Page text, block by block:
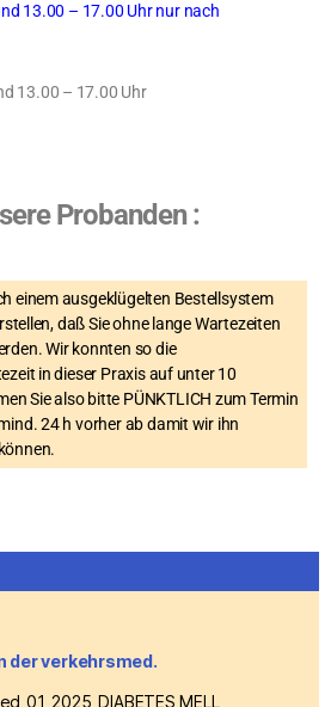
13.00 – 17.00 Uhr nur nach
13.00 – 17.00 Uhr
Probanden :
einem ausgeklügelten Bestellsystem
daß Sie ohne lange Wartezeiten
Wir konnten so die
in dieser Praxis auf unter 10
Sie also bitte PÜNKTLICH zum Termin
24 h vorher ab damit wir ihn
der verkehrsmed.
MELL